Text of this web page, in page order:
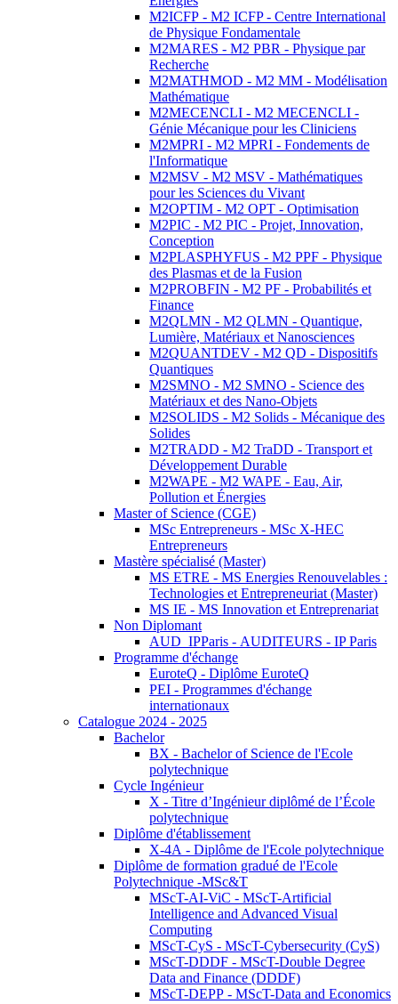
M2ICFP - M2 ICFP - Centre International
de Physique Fondamentale
M2MARES - M2 PBR - Physique par
Recherche
M2MATHMOD - M2 MM - Modélisation
Mathématique
M2MECENCLI - M2 MECENCLI -
Génie Mécanique pour les Cliniciens
M2MPRI - M2 MPRI - Fondements de
l'Informatique
M2MSV - M2 MSV - Mathématiques
pour les Sciences du Vivant
M2OPTIM - M2 OPT - Optimisation
M2PIC - M2 PIC - Projet, Innovation,
Conception
M2PLASPHYFUS - M2 PPF - Physique
des Plasmas et de la Fusion
M2PROBFIN - M2 PF - Probabilités et
Finance
M2QLMN - M2 QLMN - Quantique,
Lumière, Matériaux et Nanosciences
M2QUANTDEV - M2 QD - Dispositifs
Quantiques
M2SMNO - M2 SMNO - Science des
Matériaux et des Nano-Objets
M2SOLIDS - M2 Solids - Mécanique des
Solides
M2TRADD - M2 TraDD - Transport et
Développement Durable
M2WAPE - M2 WAPE - Eau, Air,
Pollution et Énergies
Master of Science (CGE)
MSc Entrepreneurs - MSc X-HEC
Entrepreneurs
Mastère spécialisé (Master)
MS ETRE - MS Energies Renouvelables :
Technologies et Entrepreneuriat (Master)
MS IE - MS Innovation et Entreprenariat
Non Diplomant
AUD_IPParis - AUDITEURS - IP Paris
Programme d'échange
EuroteQ - Diplôme EuroteQ
PEI - Programmes d'échange
internationaux
Catalogue 2024 - 2025
Bachelor
BX - Bachelor of Science de l'Ecole
polytechnique
Cycle Ingénieur
X - Titre d’Ingénieur diplômé de l’École
polytechnique
Diplôme d'établissement
X-4A - Diplôme de l'Ecole polytechnique
Diplôme de formation gradué de l'Ecole
Polytechnique -MSc&T
MScT-AI-ViC - MScT-Artificial
Intelligence and Advanced Visual
Computing
MScT-CyS - MScT-Cybersecurity (CyS)
MScT-DDDF - MScT-Double Degree
Data and Finance (DDDF)
MScT-DEPP - MScT-Data and Economics